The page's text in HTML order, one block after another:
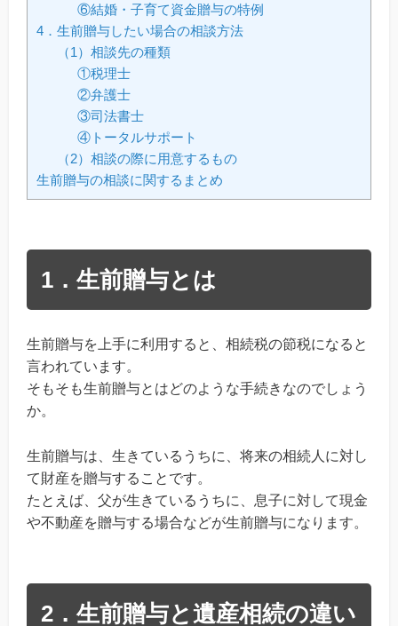
⑥結婚・子育て資金贈与の特例
4．生前贈与したい場合の相談方法
（1）相談先の種類
①税理士
②弁護士
③司法書士
④トータルサポート
（2）相談の際に用意するもの
生前贈与の相談に関するまとめ
1．生前贈与とは
生前贈与を上手に利用すると、相続税の節税になると
言われています。
そもそも生前贈与とはどのような手続きなのでしょう
か。
生前贈与は、生きているうちに、将来の相続人に対し
て財産を贈与することです。
たとえば、父が生きているうちに、息子に対して現金
や不動産を贈与する場合などが生前贈与になります。
2．生前贈与と遺産相続の違い